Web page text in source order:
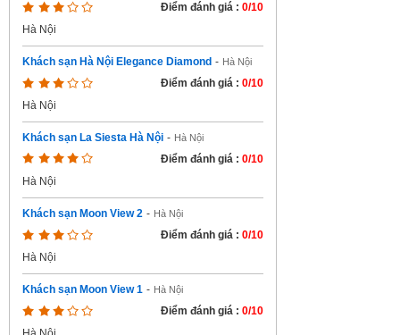
Điểm đánh giá : 0/10
Hà Nội
Khách sạn Hà Nội Elegance Diamond - Hà Nội
Điểm đánh giá : 0/10
Hà Nội
Khách sạn La Siesta Hà Nội - Hà Nội
Điểm đánh giá : 0/10
Hà Nội
Khách sạn Moon View 2 - Hà Nội
Điểm đánh giá : 0/10
Hà Nội
Khách sạn Moon View 1 - Hà Nội
Điểm đánh giá : 0/10